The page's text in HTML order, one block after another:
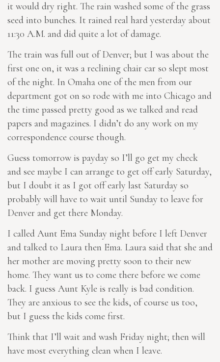
it would dry right. The rain washed some of the grass
seed into bunches. It rained real hard yesterday about
11:30 A.M. and did quite a lot of damage.
The train was full out of Denver; but I was about the
first one on, it was a reclining chair car so slept most
of the night. In Omaha one of the men from our
department got on so rode with me into Chicago and
the time passed pretty good as we talked and read
papers and magazines. I didn’t do any work on my
correspondence course though.
Guess tomorrow is payday so I’ll go get my check
and see maybe I can arrange to get off early Saturday,
but I doubt it as I got off early last Saturday so
probably will have to wait until Sunday to leave for
Denver and get there Monday.
I called Aunt Ema Sunday night before I left Denver
and talked to Laura then Ema. Laura said that she and
her mother are moving pretty soon to their new
home. They want us to come there before we come
back. I guess Aunt Kyle is really is bad condition.
They are anxious to see the kids, of course us too,
but I guess the kids come first.
Think that I’ll wait and wash Friday night; then will
have most everything clean when I leave.